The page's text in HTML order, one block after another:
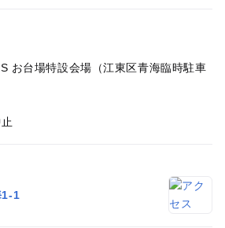
お台場特設会場（江東区青海臨時駐車
1-1